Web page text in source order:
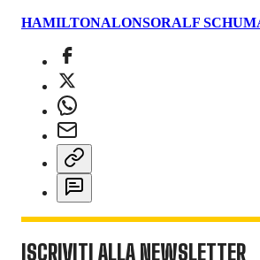
HAMILTONALONSORALF
ISCRIVITI ALLA NEWSLETTER